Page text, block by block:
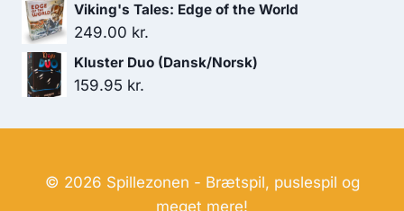
Viking's Tales: Edge of the World
249.00 kr.
Kluster Duo (Dansk/Norsk)
159.95 kr.
© 2026 Spillezonen - Brætspil, puslespil og
meget mere!